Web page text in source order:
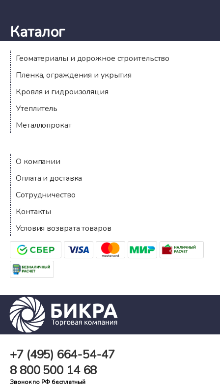
Каталог
Геоматериалы и дорожное строительство
Пленка, ограждения и укрытия
Кровля и гидроизоляция
Утеплитель
Металлопрокат
Компания
О компании
Оплата и доставка
Сотрудничество
Контакты
Условия возврата товаров
+7 (495) 664-54-47
8 800500 14 68
Звонок по РФ бесплатный